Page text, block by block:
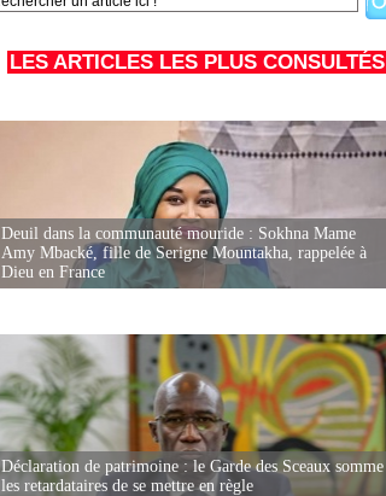
LES ARTICLES LES PLUS CONSULTÉS
Deuil dans la communauté mouride : Sokhna Mame
Amy Mbacké, fille de Serigne Mountakha, rappelée à
Dieu en France
Déclaration de patrimoine : le Garde des Sceaux somme
les retardataires de se mettre en règle